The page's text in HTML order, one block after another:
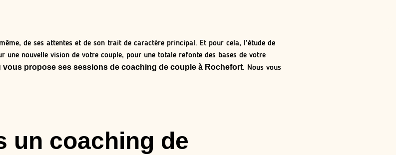
de ses attentes et de son trait de caractère principal. Et pour cela, l’étude de
une nouvelle vision de votre couple, pour une totale refonte des bases de votre
propose ses sessions de coaching de couple à Rochefort. Nous vous
un coaching de